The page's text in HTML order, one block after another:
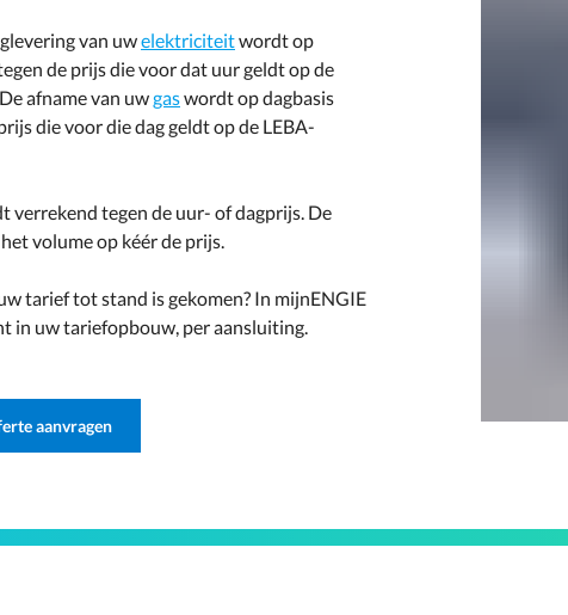
van uwelektriciteitwordt op
de prijs die voor dat uur geldt op de
afname van uwgaswordt op dagbasis
die voor die dag geldt op de LEBA-
verrekend tegen de uur- of dagprijs. De
volume op kéér de prijs.
tarief tot stand is gekomen? In mijnENGIE
in uw tariefopbouw, per aansluiting.
aanvragen